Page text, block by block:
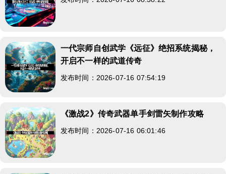
一代宗师自创武学《远征》绝招系统揭秘，
开启不一样的武道传奇
发布时间：2026-07-16 07:54:19
《激战2》传奇武器单手剑雷矢制作攻略
发布时间：2026-07-16 06:01:46